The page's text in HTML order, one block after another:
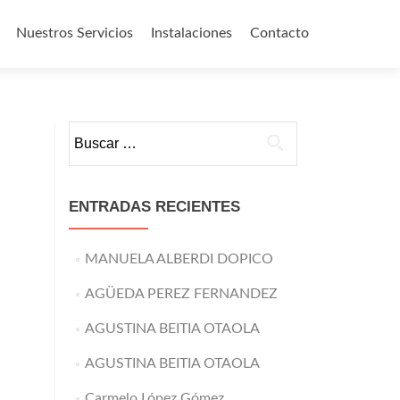
Nuestros Servicios Instalaciones Contacto
ENTRADAS RECIENTES
MANUELA ALBERDI DOPICO
AGÜEDA PEREZ FERNANDEZ
AGUSTINA BEITIA OTAOLA
AGUSTINA BEITIA OTAOLA